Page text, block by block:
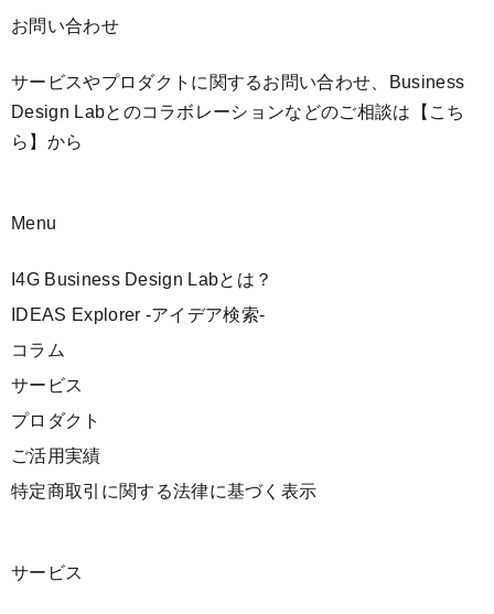
お問い合わせ
サービスやプロダクトに関するお問い合わせ、Business
Design Labとのコラボレーションなどのご相談は 【こち
ら】 から
Menu
I4G Business Design Labとは？
IDEAS Explorer -アイデア検索-
コラム
サービス
プロダクト
ご活用実績
特定商取引に関する法律に基づく表示
サービス